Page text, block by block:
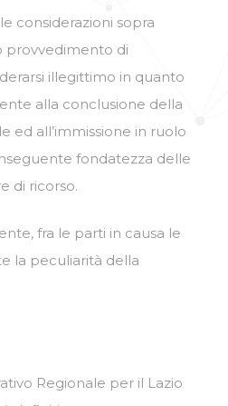
considerazioni sopra
provvedimento di
illegittimo in quanto
alla conclusione della
ed all’immissione in ruolo
fondatezza delle
di ricorso.
fra le parti in causa le
la peculiarità della
Regionale per il Lazio